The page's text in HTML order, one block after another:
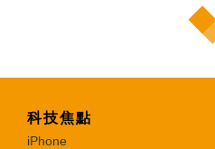
科技焦點
iPhone